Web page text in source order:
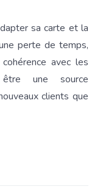
sa carte et la
perte de temps,
avec les
une source
clients que